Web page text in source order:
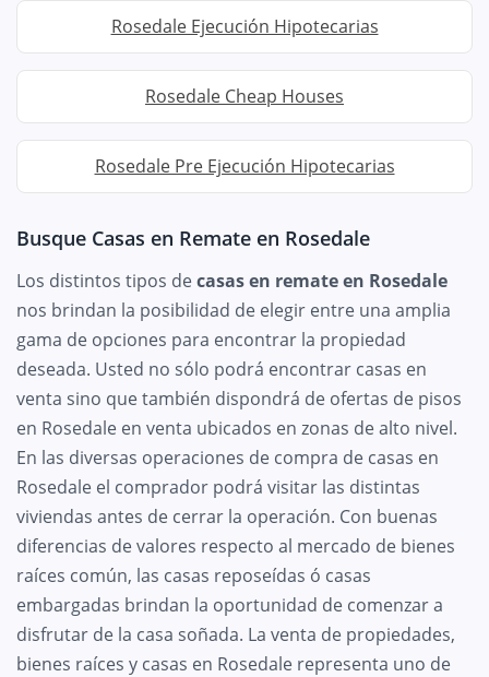
Rosedale Ejecución Hipotecarias
Rosedale Cheap Houses
Rosedale Pre Ejecución Hipotecarias
Busque Casas en Remate en Rosedale
Los distintos tipos decasas en remate en Rosedale
nos brindan la posibilidad de elegir entre una amplia
gama de opciones para encontrar la propiedad
deseada. Usted no sólo podrá encontrar casas en
venta sino que también dispondrá de ofertas de pisos
en Rosedale en venta ubicados en zonas de alto nivel.
En las diversas operaciones de compra de casas en
Rosedale el comprador podrá visitar las distintas
viviendas antes de cerrar la operación. Con buenas
diferencias de valores respecto al mercado de bienes
raíces común, las casas reposeídas ó casas
embargadas brindan la oportunidad de comenzar a
disfrutar de la casa soñada. La venta de propiedades,
bienes raíces y casas en Rosedale representa uno de